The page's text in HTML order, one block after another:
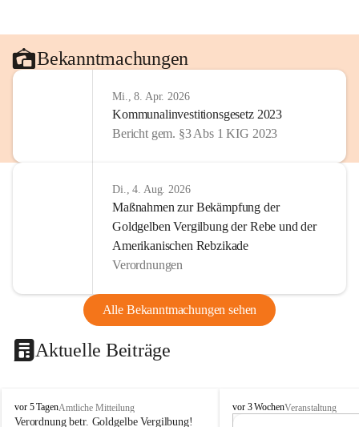
Bekanntmachungen
Mi., 8. Apr. 2026
Kommunalinvestitionsgesetz 2023
Bericht gem. §3 Abs 1 KIG 2023
Di., 4. Aug. 2026
Maßnahmen zur Bekämpfung der
Goldgelben Vergilbung der Rebe und der
Amerikanischen Rebzikade
Verordnungen
Alle Bekanntmachungen sehen
Aktuelle Beiträge
B
r
vor 5 TagenAmtliche Mitteilung
Verordnung betr. Goldgelbe Vergilbung!
B
vor 3 WochenVeranstaltung